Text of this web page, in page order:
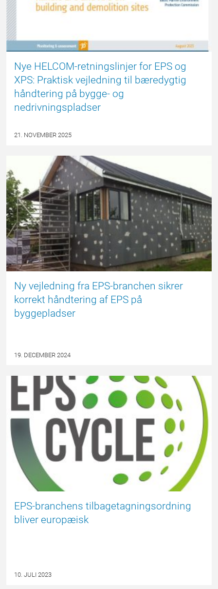
Nye HELCOM-retningslinjer for EPS og
XPS: Praktisk vejledning til bæredygtig
håndtering på bygge- og
nedrivningspladser
21. NOVEMBER 2025
Ny vejledning fra EPS-branchen sikrer
korrekt håndtering af EPS på
byggepladser
19. DECEMBER 2024
EPS-branchens tilbagetagningsordning
bliver europæisk
10. JULI 2023
#FAKTAOMEPS